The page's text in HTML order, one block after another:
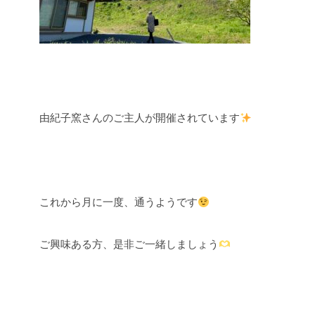
由紀子窯さんのご主人が開催されています
これから月に一度、通うようです
ご興味ある方、是非ご一緒しましょう